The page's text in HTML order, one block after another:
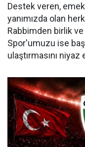
Destek veren,
yanımızda olan
Rabbimden birlik
Spor'umuzu ise
ulaştırmasını niyaz